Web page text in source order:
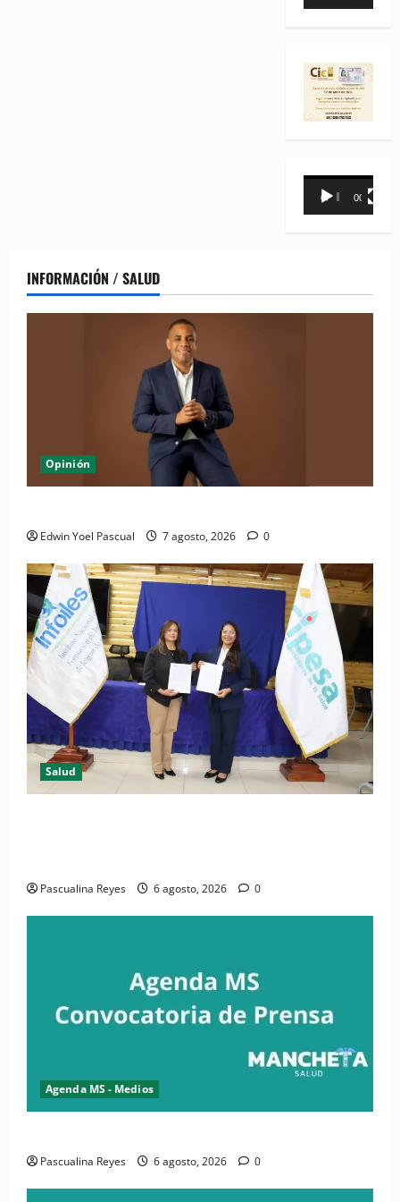
Reproductor
00:00 00:31
INFORMACIÓN / SALUD
Opinión
Edwin Yoel Pascual 7 agosto, 2026 0
Salud
Pascualina Reyes 6 agosto, 2026 0
Agenda MS - Medios
Pascualina Reyes 6 agosto, 2026 0